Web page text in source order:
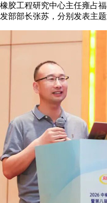
胶工程研究中心主任雍占
部部长张苏，分别发表主题